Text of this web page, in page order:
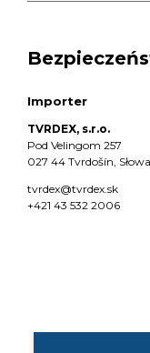
Importer
TVRDEX, s.r.o.
Pod Velingom 257
027 44 Tvrdošín,
tvrdex@tvrdex.sk
+421 43 532 2006